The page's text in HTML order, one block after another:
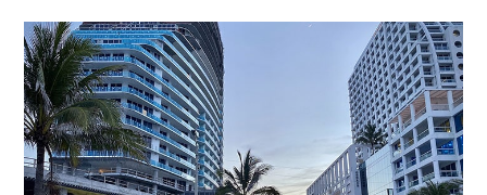
Tóquio:
Descubra
Onde
Ficar
Nas
Próximas
Férias